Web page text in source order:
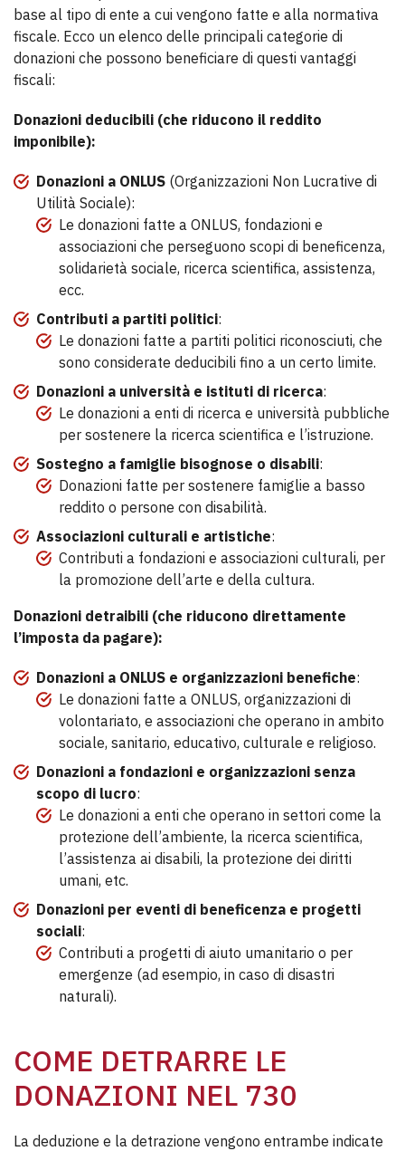
base al tipo di ente a cui vengono fatte e alla normativa
fiscale. Ecco un elenco delle principali categorie di
donazioni che possono beneficiare di questi vantaggi
fiscali:
Donazioni deducibili (che riducono il reddito
imponibile):
Donazioni a ONLUS (Organizzazioni Non Lucrative di
Utilità Sociale):
Le donazioni fatte a ONLUS, fondazioni e
associazioni che perseguono scopi di beneficenza,
solidarietà sociale, ricerca scientifica, assistenza,
ecc.
Contributi a partiti politici:
Le donazioni fatte a partiti politici riconosciuti, che
sono considerate deducibili fino a un certo limite.
Donazioni a università e istituti di ricerca:
Le donazioni a enti di ricerca e università pubbliche
per sostenere la ricerca scientifica e l’istruzione.
Sostegno a famiglie bisognose o disabili:
Donazioni fatte per sostenere famiglie a basso
reddito o persone con disabilità.
Associazioni culturali e artistiche:
Contributi a fondazioni e associazioni culturali, per
la promozione dell’arte e della cultura.
Donazioni detraibili (che riducono direttamente
l’imposta da pagare):
Donazioni a ONLUS e organizzazioni benefiche:
Le donazioni fatte a ONLUS, organizzazioni di
volontariato, e associazioni che operano in ambito
sociale, sanitario, educativo, culturale e religioso.
Donazioni a fondazioni e organizzazioni senza
scopo di lucro:
Le donazioni a enti che operano in settori come la
protezione dell’ambiente, la ricerca scientifica,
l’assistenza ai disabili, la protezione dei diritti
umani, etc.
Donazioni per eventi di beneficenza e progetti
sociali:
Contributi a progetti di aiuto umanitario o per
emergenze (ad esempio, in caso di disastri
naturali).
COME DETRARRE LE
DONAZIONI NEL 730
La deduzione e la detrazione vengono entrambe indicate